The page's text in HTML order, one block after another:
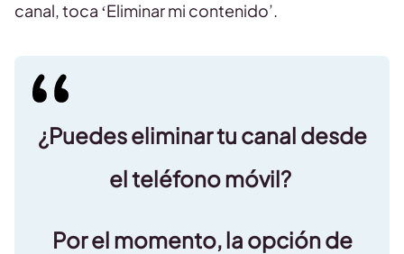
canal, toca ‘Eliminar mi contenido’.
¿Puedes eliminar tu canal desde
el teléfono móvil?
Por el momento, la opción de